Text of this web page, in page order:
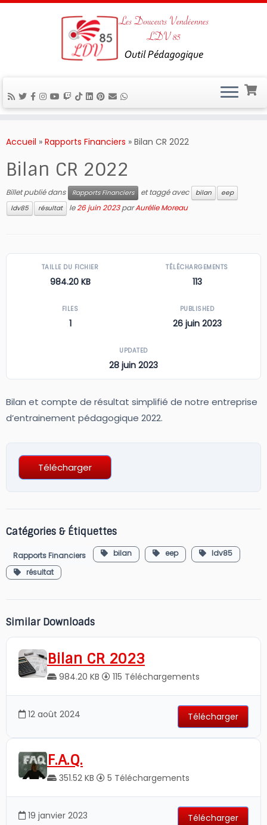
auAccueil » Rapports Financiers » Bilan CR 2022
Bilan CR 2022
Billet publié dans Rapports Financiers et taggé avec bilan
eep
ldv85
résultat le26 juin 2023 parAurélie Moreau
TAILLE DU FICHIER
984.20 KB
TÉLÉCHARGEMENTS
113
FILES
1
PUBLISHED
26 juin 2023
UPDATED
28 juin 2023
Bilan et compte de résultat simplifié de notre entreprise
d’entrainement pédagogique 2022.
Télécharger
Catégories & Étiquettes
Rapports Financiers bilan eep
ldv85
résultat
Similar Downloads
Bilan CR 2023
984.20 KB 115 Téléchargements
12 août 2024 Télécharger
F.A.Q.
351.52 KB 5 Téléchargements
19 janvier 2023 Télécharger